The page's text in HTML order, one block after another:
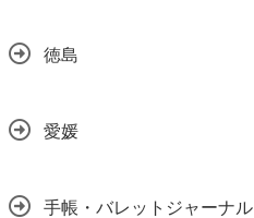
徳島
愛媛
手帳・バレットジャーナル